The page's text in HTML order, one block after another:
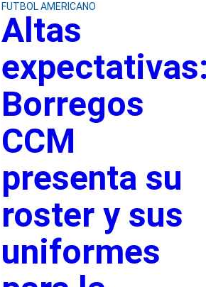
FUTBOL AMERICANO
Altas
Borregos
CCM
presenta su
roster y sus
uniformes